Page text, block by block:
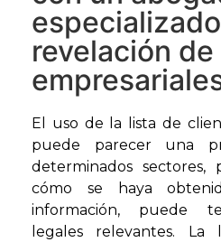
revelación
El uso de la lista de
puede parecer una
determinados
cómo se haya
información, puede
legales relevantes.